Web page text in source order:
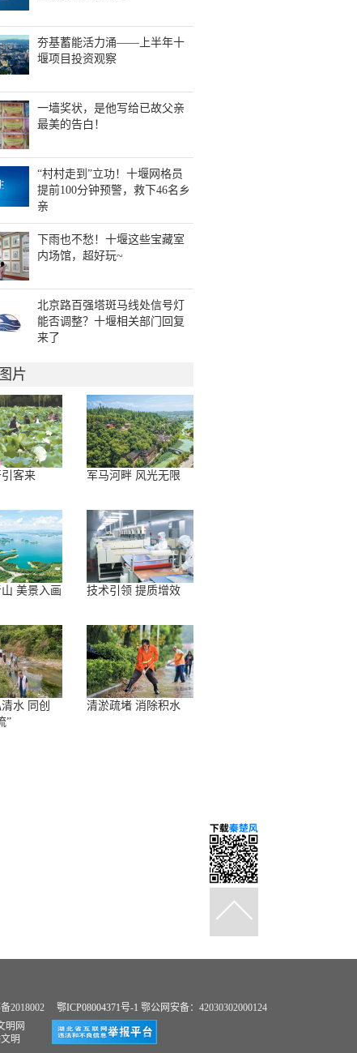
夯基蓄能活力涌——上半年十
堰项目投资观察
一墙奖状，是他写给已故父亲
最美的告白！
“村村走到”立功！十堰网格员
提前100分钟预警，救下46名乡
亲
下雨也不愁！十堰这些宝藏室
内场馆，超好玩~
北京路百强塔斑马线处信号灯
能否调整？十堰相关部门回复
来了
片
客来 军马河畔 风光无限
美景入画
技术引领 提质增效
水 同创
”
清淤疏堵 消除积水
2018002 鄂ICP08004371号-1 鄂公网安备：42030302000124
明网
明